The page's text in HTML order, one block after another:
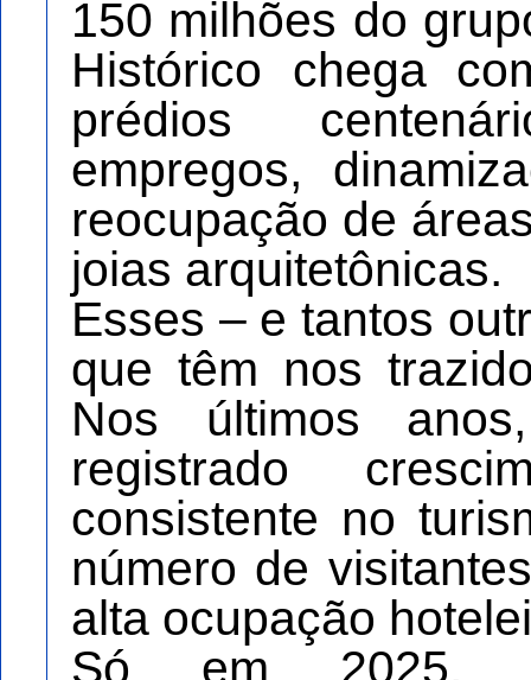
150 milhões do
Histórico chega
prédios
empregos,
reocupação de
joias arquitetônicas.
Esses – e tantos
que têm nos
Nos últimos
registrado
consistente no
número de
alta ocupação
Só em 2025,